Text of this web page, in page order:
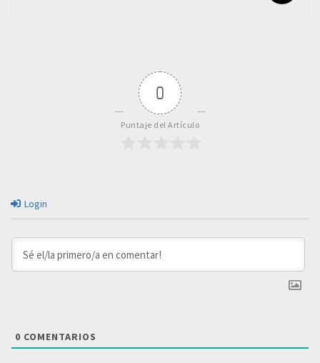
0
Puntaje del Artículo
Login
0 COMENTARIOS